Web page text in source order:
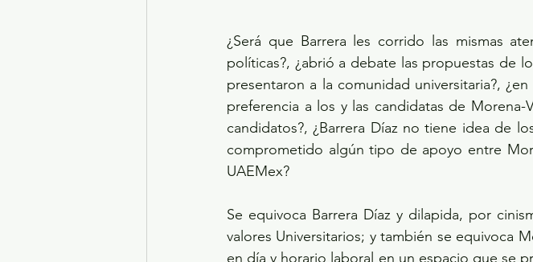
¿Será que Barrera les corrido las mismas
políticas?, ¿abrió a debate las propuestas de
presentaron a la comunidad universitaria?,
preferencia a los y las candidatas de
candidatos?, ¿Barrera Díaz no tiene idea de
comprometido algún tipo de apoyo entre
UAEMex?
Se equivoca Barrera Díaz y dilapida, por
valores Universitarios; y también se equivoca
en día y horario laboral en un espacio que se